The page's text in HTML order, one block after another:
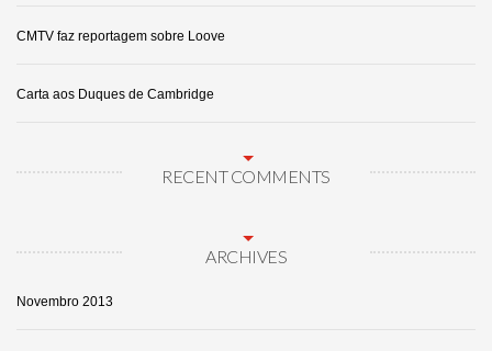
CMTV faz reportagem sobre Loove
Carta aos Duques de Cambridge
RECENT COMMENTS
ARCHIVES
Novembro 2013